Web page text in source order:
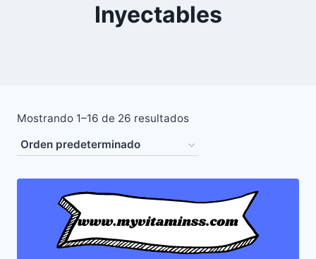
Inyectables
Mostrando 1–16 de 26 resultados